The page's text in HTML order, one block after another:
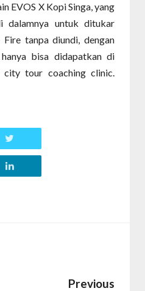
EVOS X Kopi Singa, yang
dalamnya untuk ditukar
tanpa diundi, dengan
bisa didapatkan di
city tour coaching clinic.
Previous